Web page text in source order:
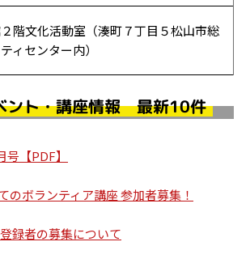
階文化活動室（湊町７丁目５松山市総
ィセンター内）
ント・講座情報 最新10件
【PDF】
のボランティア講座 参加者募集！
録者の募集について